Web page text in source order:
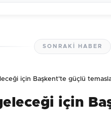
7 + 10 = ?
SONRAKI HABER
için Başkent'te güçlü
için